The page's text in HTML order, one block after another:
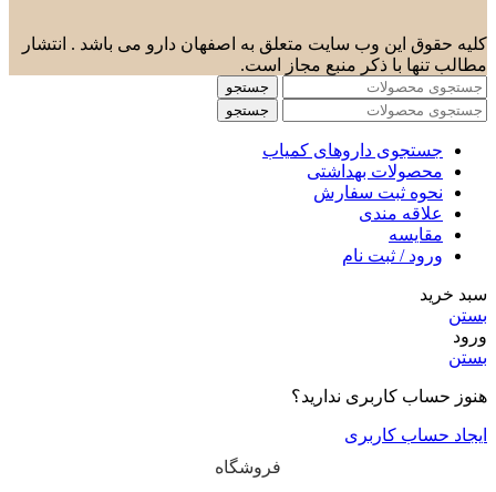
کلیه حقوق این وب سایت متعلق به اصفهان دارو می باشد . انتشار
مطالب تنها با ذکر منبع مجاز است.
جستجو
جستجو
جستجوی داروهای کمیاب
محصولات بهداشتی
نحوه ثبت سفارش
علاقه مندی
مقایسه
ورود / ثبت نام
سبد خرید
بستن
ورود
بستن
هنوز حساب کاربری ندارید؟
ایجاد حساب کاربری
فروشگاه